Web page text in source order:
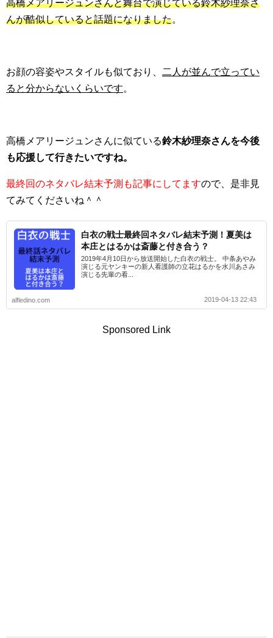
高橋メアリージュンさんと舞台で演じている鈴木紗理奈さ
んが酷似していると話題になりました。
お顔の容姿やスタイルも似ており、
二人が並んで立ってい
ると分からないくらいです。
高橋メアリージュンさんに似ている鈴木紗理奈さんを今後
も応援して行きたいですね。
最終回のネタバレ結末予測も記事にしてますので、是非見
てみてくださいね＾＾
白衣の戦士最終回ネタバレ結末予測！夏美は
本庄とはるかは斎藤と付き合う？
2019年4月10日から放送開始した白衣の戦士。 中条あやみ
演じる元ヤンキーの新人看護師の立花はるかを水川あさみ
演じる先輩の看...
alfledino.com 2019-04-13 22:43
Sponsored Link